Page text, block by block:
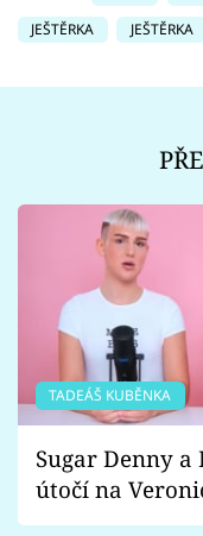
JEŠTĚRKA
JEŠTĚRKA
TADEÁŠ KUBĚNKA
Sugar Denny a
útočí na
Proč je podle